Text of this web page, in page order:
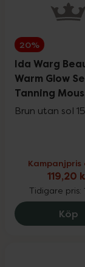
20%
Ida Warg
Warm Glow
Tanning
Brun utan sol
Kampanjpris
119,20
Tidigare pris:
Köp